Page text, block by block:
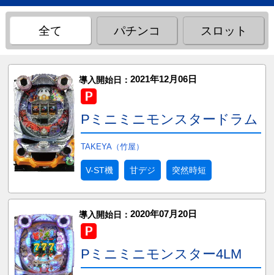
全て パチンコ スロット
導入開始日： 2021年12月06日
Pミニミニモンスタードラム
TAKEYA（竹屋）
V-ST機 甘デジ 突然時短
導入開始日： 2020年07月20日
Pミニミニモンスター4LM